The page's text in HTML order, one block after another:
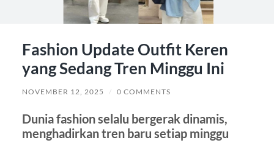
Fashion Update Outfit Keren
yang Sedang Tren Minggu Ini
NOVEMBER 12, 2025 / 0 COMMENTS
Dunia fashion selalu bergerak dinamis,
menghadirkan tren baru setiap minggu